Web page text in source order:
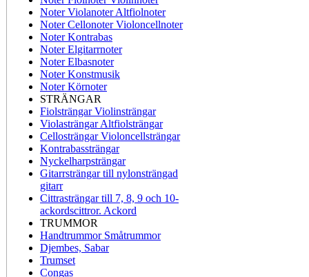
Noter Violanoter Altfiolnoter
Noter Cellonoter Violoncellnoter
Noter Kontrabas
Noter Elgitarrnoter
Noter Elbasnoter
Noter Konstmusik
Noter Körnoter
STRÄNGAR
Fiolsträngar Violinsträngar
Violasträngar Altfiolsträngar
Cellosträngar Violoncellsträngar
Kontrabassträngar
Nyckelharpsträngar
Gitarrsträngar till nylonsträngad
gitarr
Cittrasträngar till 7, 8, 9 och 10-
ackordscittror. Ackord
TRUMMOR
Handtrummor Småtrummor
Djembes, Sabar
Trumset
Congas